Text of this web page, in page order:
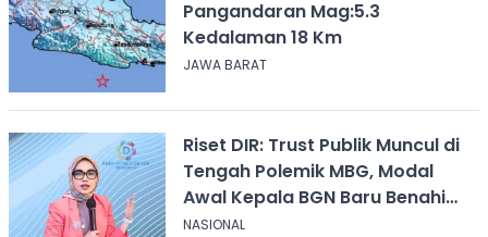
Pangandaran Mag:5.3
Kedalaman 18 Km
JAWA BARAT
Riset DIR: Trust Publik Muncul di
Tengah Polemik MBG, Modal
Awal Kepala BGN Baru Benahi
Program
NASIONAL